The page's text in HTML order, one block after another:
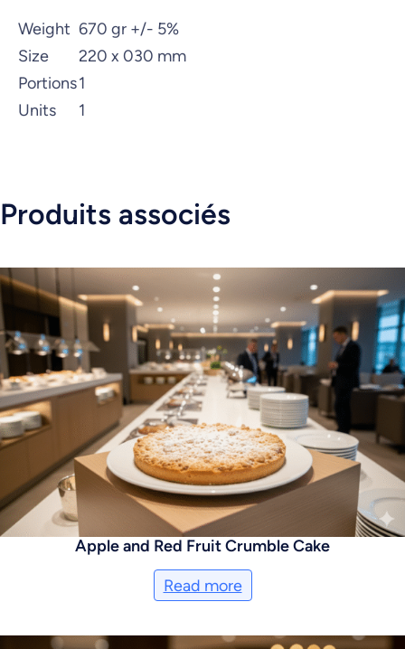
Weight 670 gr +/- 5%
Size
220 x 030 mm
Portions1
Units
1
Produits associés
Apple and Red Fruit Crumble Cake
Read more